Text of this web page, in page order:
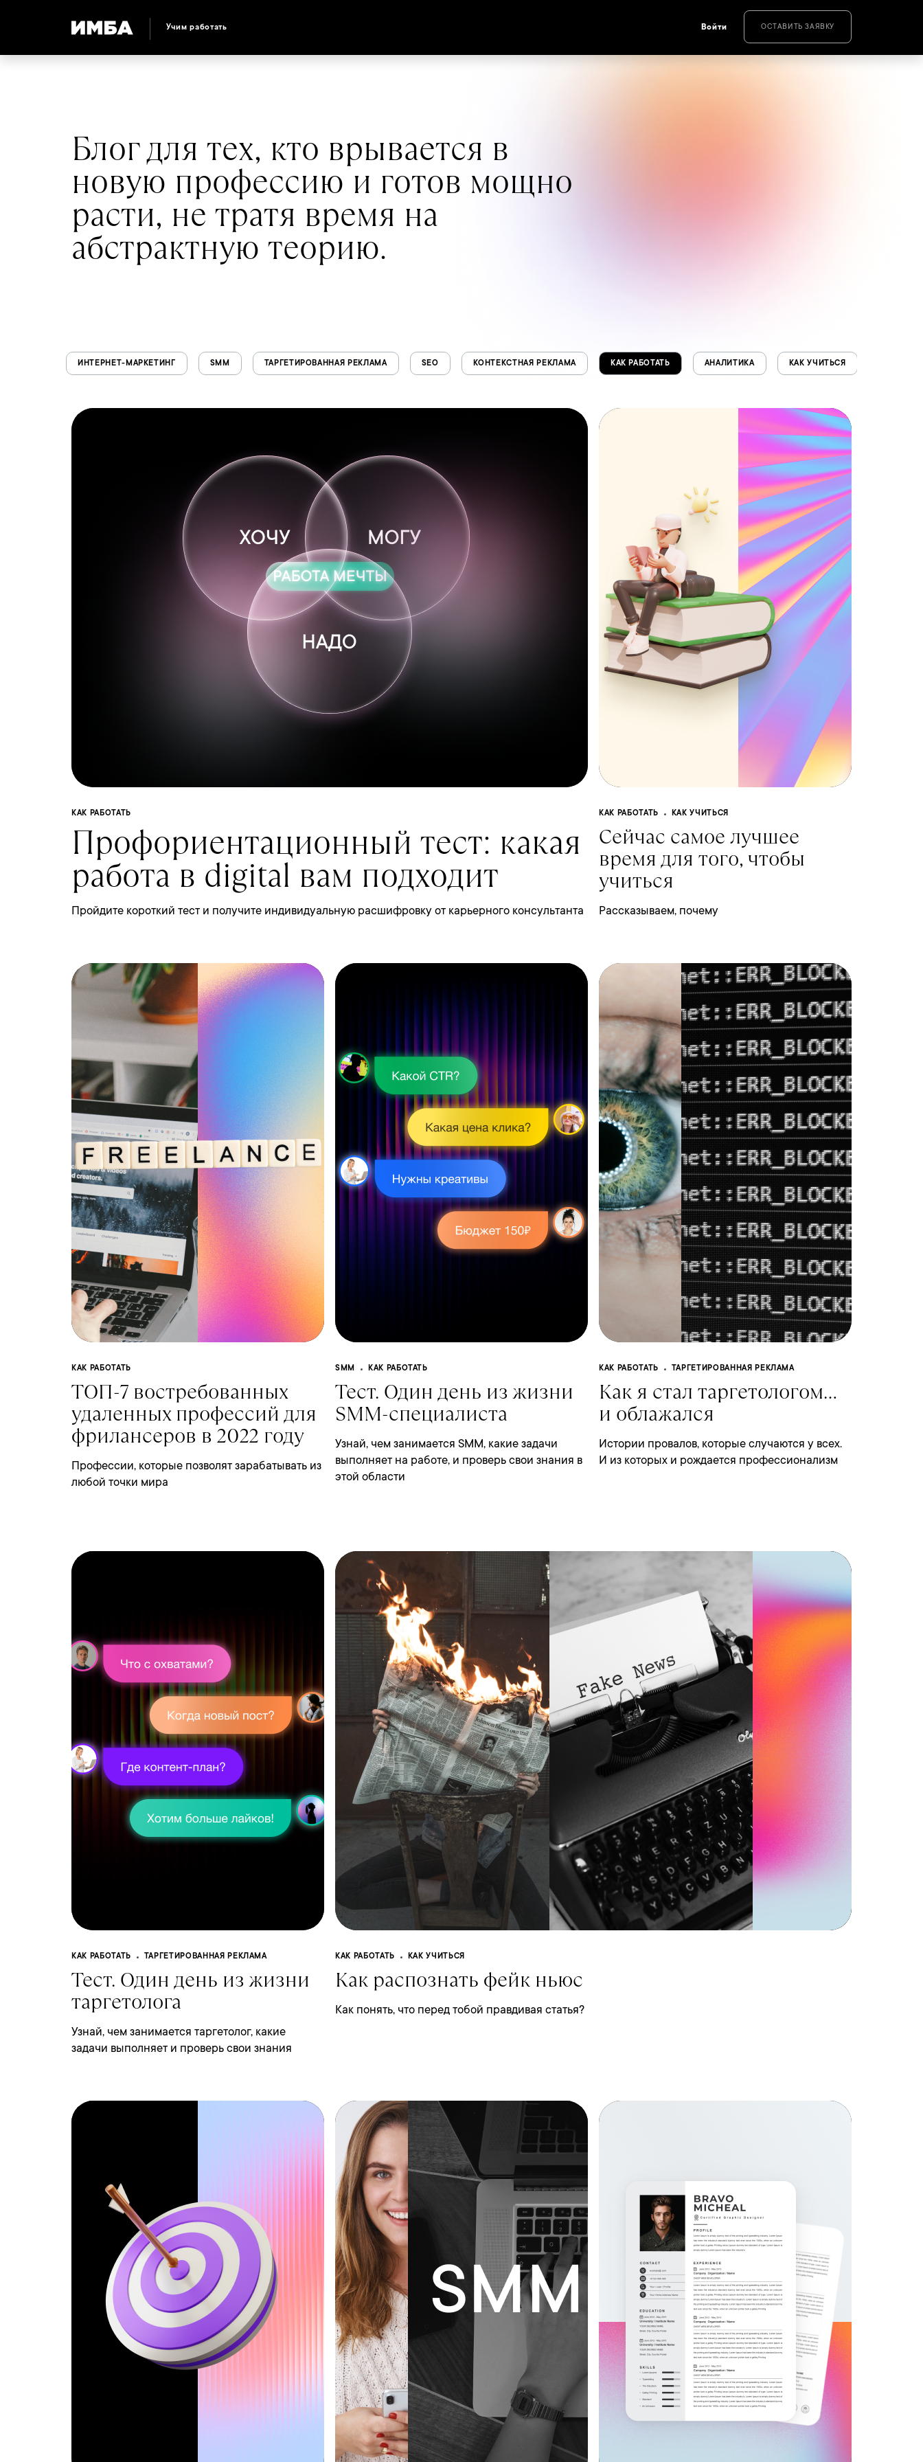
Учим работать Войти ОСТАВИТЬ ЗАЯВКУ
Блог для тех, кто врывается в
новую профессию и готов мощно
расти, не тратя время на
абстрактную теорию.
ИНТЕРНЕТ-МАРКЕТИНГ SMM ТАРГЕТИРОВАННАЯ РЕКЛАМА SEO КОНТЕКСТНАЯ РЕКЛАМА КАК РАБОТАТЬ АНАЛИТИКА КАК УЧИТЬСЯ
КАК РАБОТАТЬ
Профориентационный тест: какая
работа в digital вам подходит
Пройдите короткий тест и получите индивидуальную расшифровку от карьерного консультанта
КАК РАБОТАТЬ КАК УЧИТЬСЯ
Сейчас самое лучшее
время для того, чтобы
учиться
Рассказываем, почему
КАК РАБОТАТЬ
ТОП-7 востребованных
удаленных профессий для
фрилансеров в 2022 году
Профессии, которые позволят зарабатывать из
любой точки мира
SMM КАК РАБОТАТЬ
Тест. Один день из жизни
SMM-специалиста
Узнай, чем занимается SMM, какие задачи
выполняет на работе, и проверь свои знания в
этой области
КАК РАБОТАТЬ ТАРГЕТИРОВАННАЯ РЕКЛАМА
Как я стал таргетологом…
и облажался
Истории провалов, которые случаются у всех.
И из которых и рождается профессионализм
КАК РАБОТАТЬ ТАРГЕТИРОВАННАЯ РЕКЛАМА
Тест. Один день из жизни
таргетолога
Узнай, чем занимается таргетолог, какие
задачи выполняет и проверь свои знания
КАК РАБОТАТЬ КАК УЧИТЬСЯ
Как распознать фейк ньюс
Как понять, что перед тобой правдивая статья?